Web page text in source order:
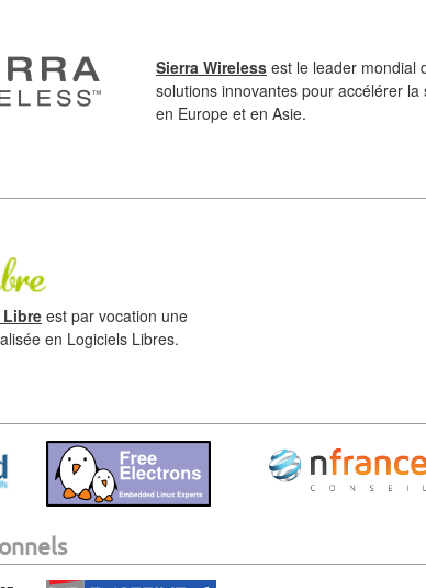
Sierra Wireless est le leader mondial
solutions innovantes pour accélérer
en Europe et en Asie.
est par vocation une
en Logiciels Libres.